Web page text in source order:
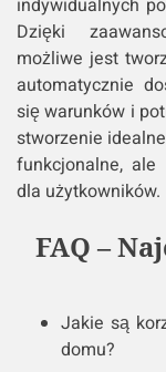
Dzięki
możliwe jest
automatycznie
się warunków i
stworzenie
funkcjonalne,
dla użytkowników.
FAQ –
Jakie są
domu?